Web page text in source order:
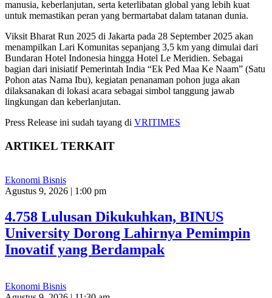
manusia, keberlanjutan, serta keterlibatan global yang lebih kuat
untuk memastikan peran yang bermartabat dalam tatanan dunia.
Viksit Bharat Run 2025 di Jakarta pada 28 September 2025 akan
menampilkan Lari Komunitas sepanjang 3,5 km yang dimulai dari
Bundaran Hotel Indonesia hingga Hotel Le Meridien. Sebagai
bagian dari inisiatif Pemerintah India “Ek Ped Maa Ke Naam” (Satu
Pohon atas Nama Ibu), kegiatan penanaman pohon juga akan
dilaksanakan di lokasi acara sebagai simbol tanggung jawab
lingkungan dan keberlanjutan.
Press Release ini sudah tayang di VRITIMES
ARTIKEL TERKAIT
Ekonomi Bisnis
Agustus 9, 2026 | 1:00 pm
4.758 Lulusan Dikukuhkan, BINUS
University Dorong Lahirnya Pemimpin
Inovatif yang Berdampak
Ekonomi Bisnis